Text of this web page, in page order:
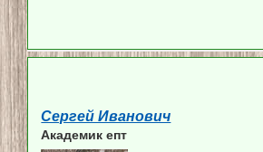
Сергей Иванович
Академик епт